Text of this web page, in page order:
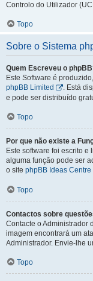
Controlo do Utilizador
Topo
Sobre o Sistema
Quem Escreveu o
Este Software é
phpBB Limited
. Está
e pode ser distribuído
Topo
Por que não existe a
Este software foi escrito
alguma função pode ser
o site phpBB Ideas Centre
Topo
Contactos sobre
Contacte o Administrador
imagem encontrará um
Administrador. Envie-lhe
Topo